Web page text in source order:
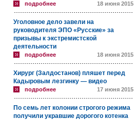
подробнее 18 июня 2015
Уголовное дело завели на
руководителя ЭПО «Русские» за
призывы к экстремистской
деятельности
подробнее 18 июня 2015
Хирург (Залдостанов) пляшет перед
Кадыровым лезгинку — видео
подробнее 17 июня 2015
По семь лет колонии строгого режима
получили укравшие дорогого котенка